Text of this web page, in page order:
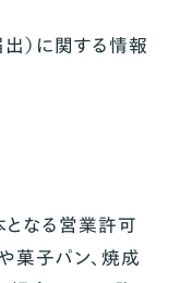
）に関する情報
となる営業許可
菓子パン、焼成